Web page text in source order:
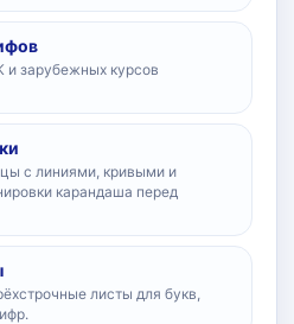
и зарубежных курсов
с линиями, кривыми и
карандаша перед
листы для букв,